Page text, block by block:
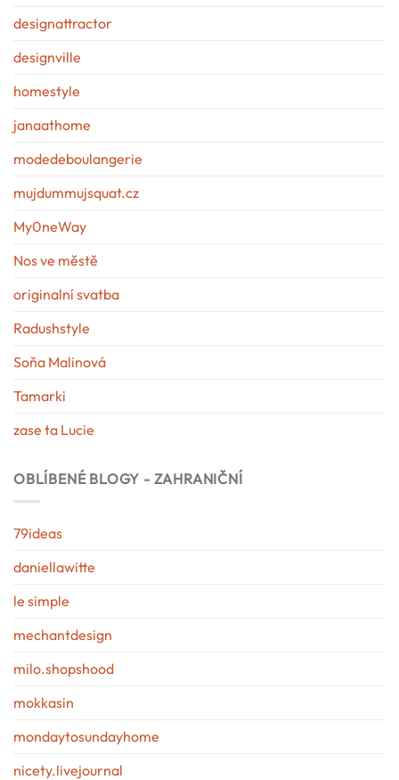
designattractor
designville
homestyle
janaathome
modedeboulangerie
mujdummujsquat.cz
My0neWay
Nos ve městě
originalní svatba
Radushstyle
Soňa Malinová
Tamarki
zase ta Lucie
OBLÍBENÉ BLOGY - ZAHRANIČNÍ
79ideas
daniellawitte
le simple
mechantdesign
milo.shopshood
mokkasin
mondaytosundayhome
nicety.livejournal